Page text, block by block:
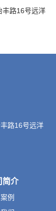
丰路16号远洋
路16号远洋
简介
例